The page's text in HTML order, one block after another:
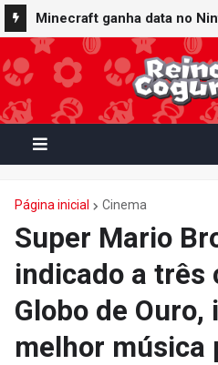
Minecraft ganha data no
Super Mario Mash-Up
gráfica exclusiva
Página inicial Cinema
Super Mario
indicado a três
Globo de
melhor música